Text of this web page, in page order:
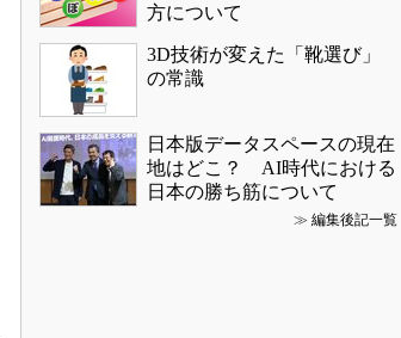
方について
3D技術が変えた「靴選び」
の常識
日本版データスペースの現在
地はどこ？ AI時代における
日本の勝ち筋について
≫ 編集後記一覧